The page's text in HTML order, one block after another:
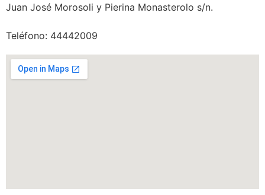
Juan José Morosoli y Pierina Monasterolo s/n.
Teléfono: 44442009